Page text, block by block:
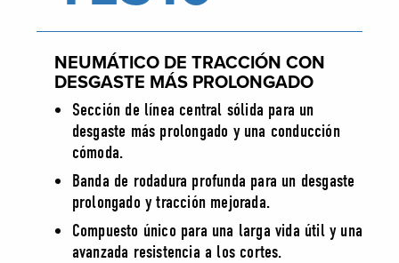
NEUMÁTICO DE TRACCIÓN CON
DESGASTE MÁS PROLONGADO
Sección de línea central sólida para un
desgaste más prolongado y una conducción
cómoda.
Banda de rodadura profunda para un desgaste
prolongado y tracción mejorada.
Compuesto único para una larga vida útil y una
avanzada resistencia a los cortes.